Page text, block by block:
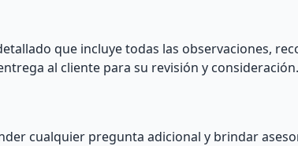
que incluye todas las observaciones,
al cliente para su revisión y consideración.
cualquier pregunta adicional y brindar